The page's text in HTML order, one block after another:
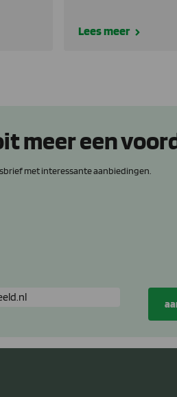
Lees meer
meer een
met interessante aanbiedingen.